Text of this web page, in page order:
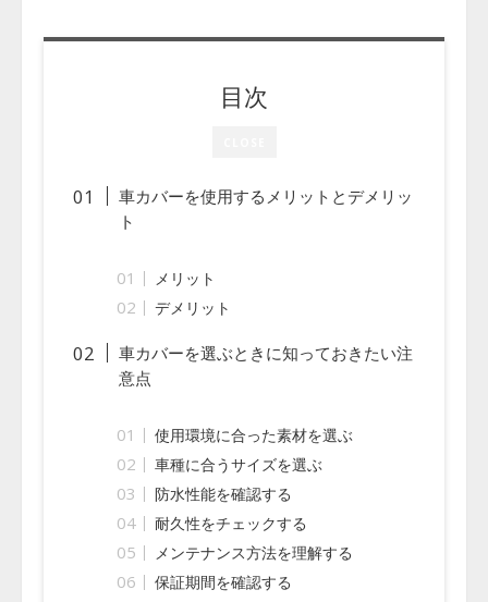
目次
車カバーを使用するメリットとデメリッ
ト
メリット
デメリット
車カバーを選ぶときに知っておきたい注
意点
使用環境に合った素材を選ぶ
車種に合うサイズを選ぶ
防水性能を確認する
耐久性をチェックする
メンテナンス方法を理解する
保証期間を確認する